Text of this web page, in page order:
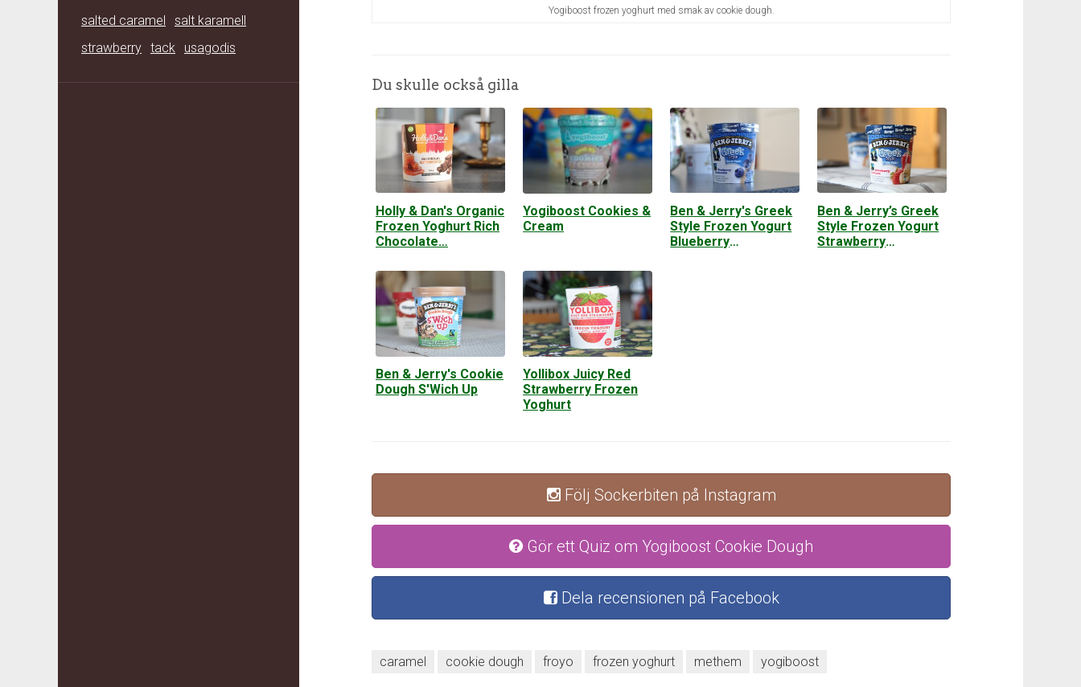
salted caramel
salt karamell
strawberry tack usagodis
Yogiboost frozen yoghurt med smak av cookie dough.
Du skulle också gilla
Holly & Dan's Organic
Frozen Yoghurt Rich
Chocolate…
Yogiboost Cookies &
Cream
Ben & Jerry's Greek
Style Frozen Yogurt
Blueberry
Ben & Jerry’s Greek
Style Frozen Yogurt
Strawberry
Ben & Jerry's Cookie
Dough S'Wich Up
Yollibox Juicy Red
Strawberry Frozen
Yoghurt
Följ Sockerbiten på Instagram
Gör ett Quiz om Yogiboost Cookie Dough
Dela recensionen på Facebook
caramel cookie dough froyo frozen yoghurt methem yogiboost